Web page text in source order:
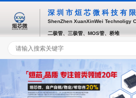
深圳市烜芯微科技有
ShenZhen XuanXinWei Technoligy
二极管、三极管、MOS管、桥堆